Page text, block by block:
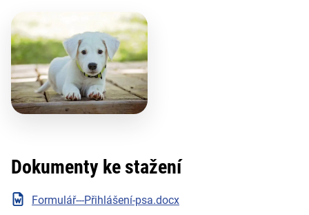
Dokumenty ke stažení
Formulář---Přihlášení-psa.docx